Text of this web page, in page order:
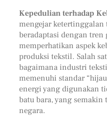
Kepedulian terhadap
mengejar
beradaptasi dengan
memperhatikan aspek
produksi tekstil. Salah
bagaimana industri
memenuhi standar
energi yang digunakan
batu bara, yang
negara.